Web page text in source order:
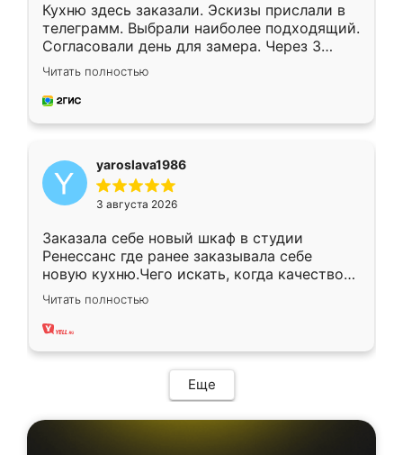
Кухню здесь заказали. Эскизы прислали в
телеграмм. Выбрали наиболее подходящий.
Согласовали день для замера. Через 3
недели кухня была уже готова. Остались
довольны работой. Спасибо Ренессанс
мебель за качественную работу!
Читать полностью
yaroslava1986
3 августа 2026
Заказала себе новый шкаф в студии
Ренессанс где ранее заказывала себе
новую кухню.Чего искать, когда качеством
вполне довольна. Служит кухня уже почти
два года, нареканий нет.
Читать полностью
Еще